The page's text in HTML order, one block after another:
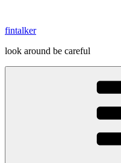
содержимому
fintalker
look around be careful